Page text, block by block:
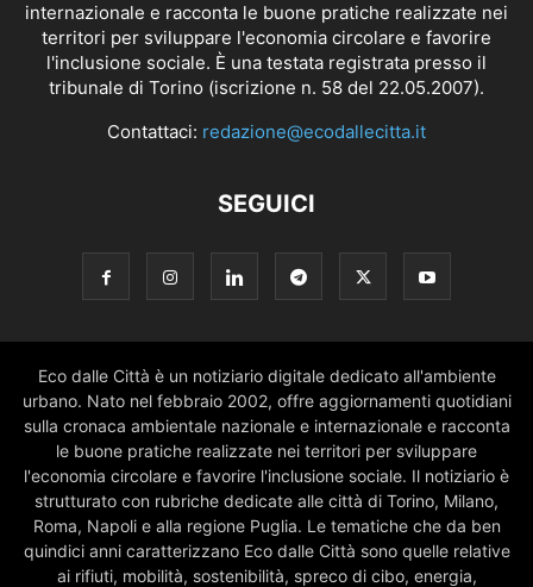
internazionale e racconta le buone pratiche realizzate nei
territori per sviluppare l'economia circolare e favorire
l'inclusione sociale. È una testata registrata presso il
tribunale di Torino (iscrizione n. 58 del 22.05.2007).
Contattaci: redazione@ecodallecitta.it
SEGUICI
Eco dalle Città è un notiziario digitale dedicato all'ambiente
urbano. Nato nel febbraio 2002, offre aggiornamenti quotidiani
sulla cronaca ambientale nazionale e internazionale e racconta
le buone pratiche realizzate nei territori per sviluppare
l'economia circolare e favorire l'inclusione sociale. Il notiziario è
strutturato con rubriche dedicate alle città di Torino, Milano,
Roma, Napoli e alla regione Puglia. Le tematiche che da ben
quindici anni caratterizzano Eco dalle Città sono quelle relative
ai rifiuti, mobilità, sostenibilità, spreco di cibo, energia,